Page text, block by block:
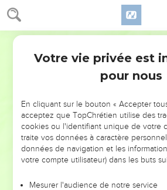
NE MANQUEZ PAS
DE
ET SI LEURS ERREURS POUVAIENT
VOTRES ?
leur foi ou leur vision. Mais on voit moins
Votre vie privée est
pour nous
En cliquant sur le bouton « Accepter
acceptez que TopChrétien utilise des
cookies ou l'identifiant unique de votre
traite vos données à caractère
données de navigation et les
votre compte utilisateur) dans les buts
Mesurer l'audience de notre service